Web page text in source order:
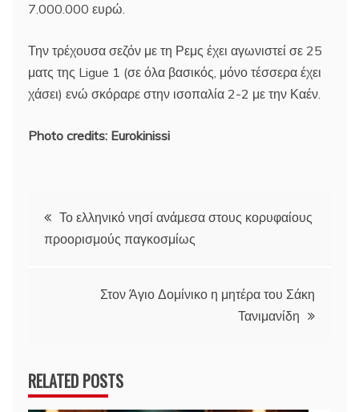
7.000.000 ευρώ.
Την τρέχουσα σεζόν με τη Ρεμς έχει αγωνιστεί σε 25
ματς της Ligue 1 (σε όλα βασικός, μόνο τέσσερα έχει
χάσει) ενώ σκόραρε στην ισοπαλία 2-2 με την Καέν.
Photo credits: Eurokinissi
Πλοήγηση
άρθρων
Το ελληνικό νησί ανάμεσα στους κορυφαίους
προορισμούς παγκοσμίως
Στον Άγιο Δομίνικο η μητέρα του Σάκη
Τανιμανίδη
RELATED POSTS